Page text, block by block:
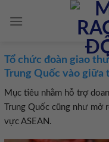
Tổ chức đoàn giao
Trung Quốc vào giữa
Mục tiêu nhằm hỗ trợ
Trung Quốc cũng như
vực ASEAN.